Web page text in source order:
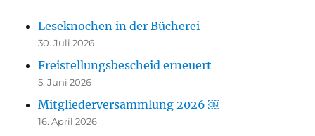
Leseknochen in der Bücherei
30. Juli 2026
Freistellungsbescheid erneuert
5. Juni 2026
Mitgliederversammlung 2026 ￼
16. April 2026